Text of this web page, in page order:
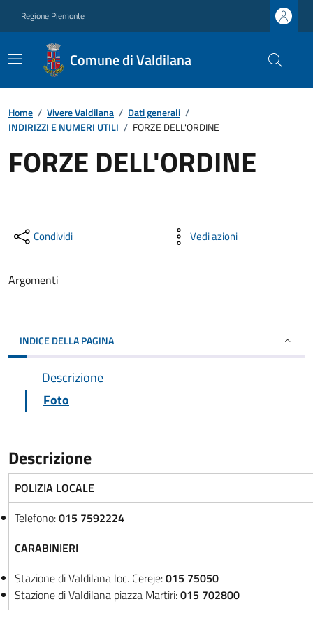
Regione Piemonte
Comune di Valdilana
Home / Vivere Valdilana / Dati generali /
INDIRIZZI E NUMERI UTILI / FORZE DELL'ORDINE
FORZE DELL'ORDINE
Condividi Vedi azioni
Argomenti
INDICE DELLA PAGINA
Descrizione
Foto
Descrizione
POLIZIA LOCALE
Telefono:015 7592224
CARABINIERI
Stazione di Valdilana loc. Cereje:015 75050
Stazione di Valdilana piazza Martiri:015 702800